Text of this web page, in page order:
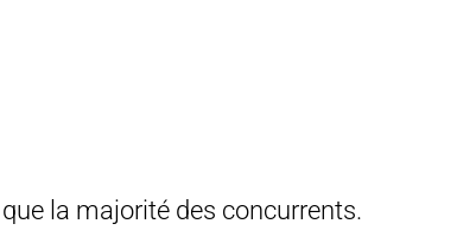
la majorité des concurrents.